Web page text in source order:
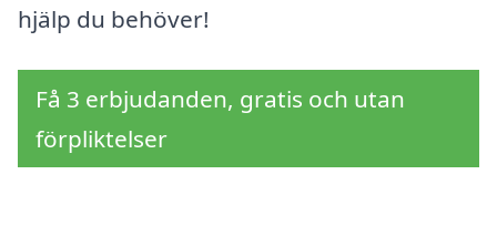
hjälp du behöver!
Få 3 erbjudanden, gratis och utan
förpliktelser